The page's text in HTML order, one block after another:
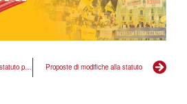
Proposta di modifica dello statuto per l’approvazione del Bilancio in Comitato Proposte di modifiche alla statuto